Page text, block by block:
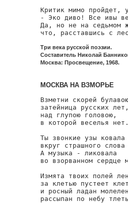
Критик мимо пройдет,
- Эко диво! Все ивы
Да, но не на седьмом
что, расставшись с
Три века русской поэзии.
Составитель Николай
Москва: Просвещение, 1968.
МОСКВА НА ВЗМОРЬЕ
Взметни скорей
затейница русских лет,
над глупою головою,
в которой веселья нет.
Ты звонкие узы ковала
вкруг страшного слова
А музыка - ликовала
во взорванном сердце
Измята твоих полей
за клетью пустеет
и росный ладан молелен
рассыпан по небу